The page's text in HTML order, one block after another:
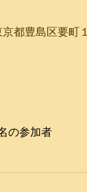
京都豊島区要町
の参加者